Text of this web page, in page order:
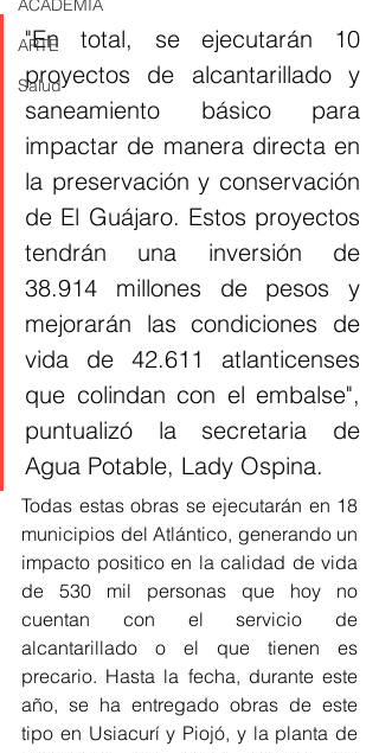
ACADEMIA
ARTE
Salud
"En total, se ejecutarán 10
proyectos de alcantarillado y
saneamiento básico para
impactar de manera directa en
la preservación y conservación
de El Guájaro. Estos proyectos
tendrán una inversión de
38.914 millones de pesos y
mejorarán las condiciones de
vida de 42.611 atlanticenses
que colindan con el embalse",
puntualizó la secretaria de
Agua Potable, Lady Ospina.
Todas estas obras se ejecutarán en 18
municipios del Atlántico, generando un
impacto positico en la calidad de vida
de 530 mil personas que hoy no
cuentan con el servicio de
alcantarillado o el que tienen es
precario. Hasta la fecha, durante este
año, se ha entregado obras de este
tipo en Usiacurí y Piojó, y la planta de